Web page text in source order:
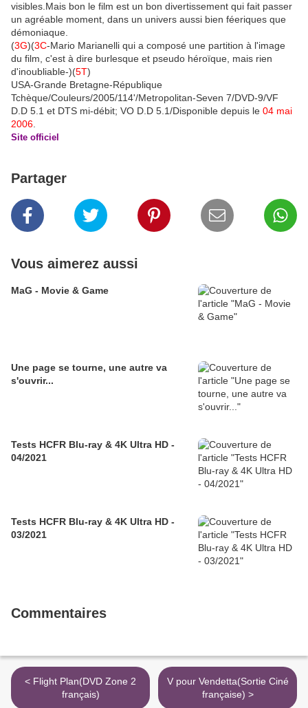
visibles.Mais bon le film est un bon divertissement qui fait passer
un agréable moment, dans un univers aussi bien féeriques que
démoniaque.
(3G)(3C-Mario Marianelli qui a composé une partition à l'image
du film, c'est à dire burlesque et pseudo héroïque, mais rien
d'inoubliable-)(5T)
USA-Grande Bretagne-République
Tchèque/Couleurs/2005/114'/Metropolitan-Seven 7/DVD-9/VF
D.D 5.1 et DTS mi-débit; VO D.D 5.1/Disponible depuis le 04 mai
2006
Site officiel
Partager
Vous aimerez aussi
MaG - Movie & Game
Une page se tourne, une autre va
s'ouvrir...
Tests HCFR Blu-ray & 4K Ultra HD -
04/2021
Tests HCFR Blu-ray & 4K Ultra HD -
03/2021
Commentaires
< Flight Plan(DVD Zone 2
français)
V pour Vendetta(Sortie Ciné
française) >